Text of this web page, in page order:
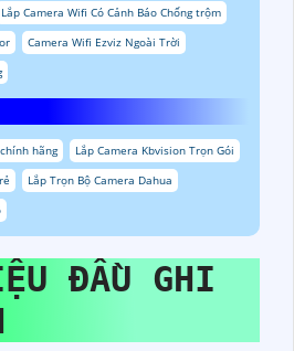
Lắp Camera Wifi Có Cảnh Báo Chống trộm
Camera Wifi Ezviz Ngoài Trời
hãng
Lắp Camera Kbvision Trọn Gói
Lắp Trọn Bộ Camera Dahua
ĐẦU GHI